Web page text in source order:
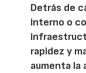
Detrás de
interno o
rapidez y
aumenta la